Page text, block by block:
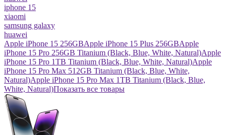
iphone 15
xiaomi
samsung galaxy
huawei
Apple iPhone 15 256GBApple iPhone 15 Plus 256GBApple
iPhone 15 Pro 256GB Titanium (Black, Blue, White, Natural)Apple
iPhone 15 Pro 1TB Titanium (Black, Blue, White, Natural)Apple
iPhone 15 Pro Max 512GB Titanium (Black, Blue, White,
Natural)Apple iPhone 15 Pro Max 1TB Titanium (Black, Blue,
White, Natural)Показать все товары